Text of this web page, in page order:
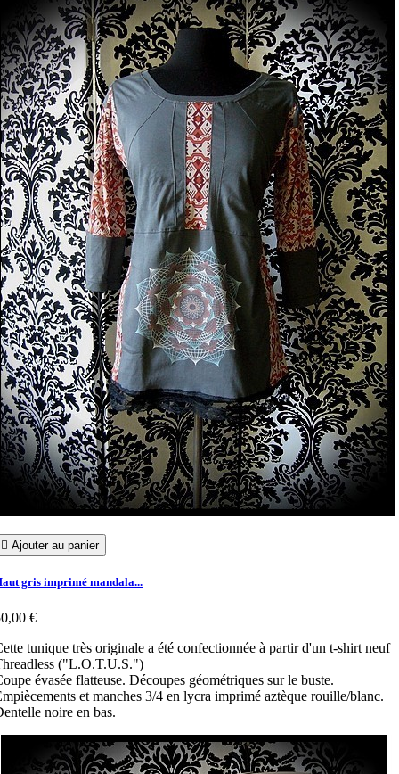
 Ajouter au panier
gris imprimé mandala...
€
tunique très originale a été confectionnée à partir d'un t-shirt neuf
("L.O.T.U.S.")
évasée flatteuse. Découpes géométriques sur le buste.
et manches 3/4 en lycra imprimé aztèque rouille/blanc.
noire en bas.